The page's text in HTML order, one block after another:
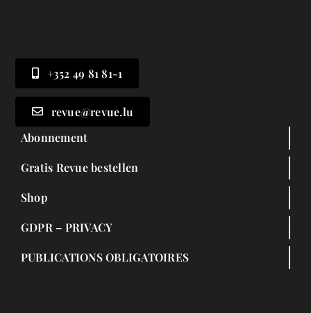
+352 49 81 81-1
revue@revue.lu
Abonnement
Gratis Revue bestellen
Shop
GDPR – PRIVACY
PUBLICATIONS OBLIGATOIRES